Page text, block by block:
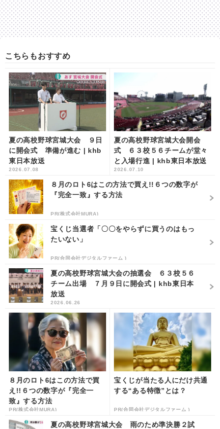
こちらもおすすめ
夏の高校野球宮城大会 ９日
に開会式 準備が進む | khb
東日本放送
2026.07.08
夏の高校野球宮城大会開会
式 ６３校５６チームが堂々
と入場行進 | khb東日本放送
2026.07.10
８月のロト6はこの方法で買え!!６つの数字が
『完全一致』する方法
PR(株式会社MURA)
宝くじ当選者「〇〇をやらずに買うのはもっ
たいない」
PR(合同会社デジタルファーム )
夏の高校野球宮城大会の抽選会 ６３校５６
チーム出場 ７月９日に開会式 | khb東日本
放送
2026.06.26
８月のロト6はこの方法で買
え!!６つの数字が『完全一
致』する方法
PR(株式会社MURA)
宝くじが当たる人にだけ共通
する“ある特徴”とは？
PR(合同会社デジタルファーム )
夏の高校野球宮城大会 雨のため準決勝２試